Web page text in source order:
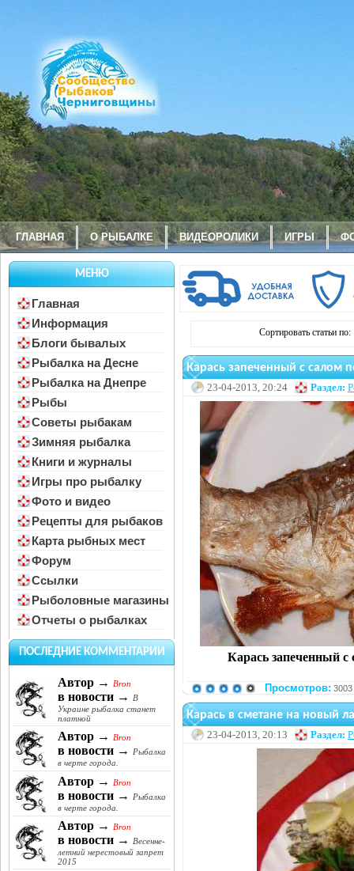
ГЛАВНАЯ О РЫБАЛКЕ ВИДЕОРОЛИКИ ИГРЫ
МЕНЮ
Главная
Информация
Блоги бывалых
Рыбалка на Десне
Рыбалка на Днепре
Рыбы
Советы рыбакам
Зимняя рыбалка
Книги и журналы
Игры про рыбалку
Фото и видео
Рецепты для рыбаков
Карта рыбных мест
Форум
Ссылки
Рыболовные магазины
Отчеты о рыбалках
ПОСЛЕДНИЕ КОММЕНТАРИИ
Автор → Bron
в новости →
В
Украине рыбалка станет
платной
Автор → Bron
в новости →
Рыбалка
в черте города.
Автор → Bron
в новости →
Рыбалка
в черте города.
Автор → Bron
в новости →
Весенне-
летний нерестовый запрет
2015
Сортировать статьи по:
Карась запеченный с салом
23-04-2013, 20:24 Раздел:
Карась запеченный с
Просмотров:
Карась в сметане на новый
23-04-2013, 20:13 Раздел: